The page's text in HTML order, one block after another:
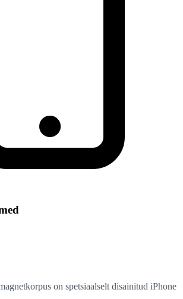
on spetsiaalselt disainitud iPhone